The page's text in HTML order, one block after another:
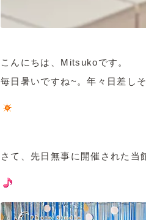
こんにちは、Mitsukoです。
毎日暑いですね~。年々日差し
さて、先日無事に開催された当